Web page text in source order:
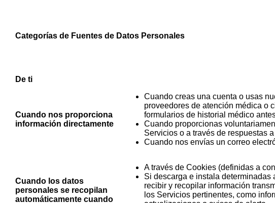
Categorías de Fuentes de Datos Personales
De ti
Cuando nos proporciona
información directamente
Cuando creas una cuenta o usas
proveedores de atención médica o
formularios de historial médico
Cuando proporcionas
Servicios o a través de respuestas
Cuando nos envías un correo
Cuando los datos
personales se recopilan
automáticamente cuando
A través de Cookies (definidas a
Si descarga e instala
recibir y recopilar información
los Servicios pertinentes, como